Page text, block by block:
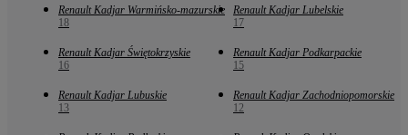
Renault Kadjar Warmińsko-mazurskie
18
Renault Kadjar Lubelskie
17
Renault Kadjar Świętokrzyskie
16
Renault Kadjar Podkarpackie
15
Renault Kadjar Lubuskie
13
Renault Kadjar Zachodniopomorskie
12